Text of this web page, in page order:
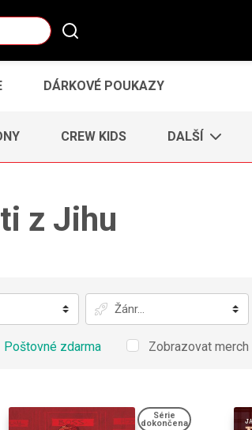
DÁRKOVÉ POUKAZY
CREW KIDS DALŠÍ
z Jihu
Žánr
Poštovné zdarma Zobrazovat merch
Série
dokončena